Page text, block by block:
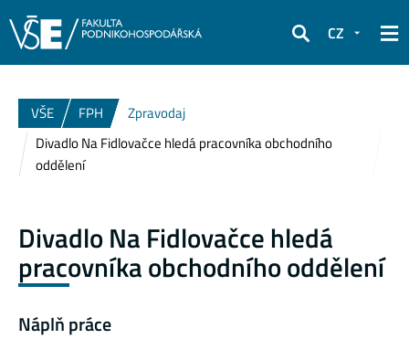
Hledat
CZ
VŠE FPH
Zpravodaj
Divadlo Na Fidlovačce hledá pracovníka obchodního
oddělení
Divadlo Na Fidlovačce hledá
pracovníka obchodního oddělení
Náplň práce